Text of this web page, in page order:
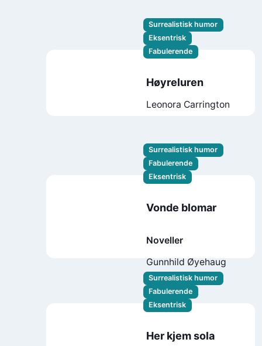
Surrealistisk humor
Eksentrisk
Fabulerende
Høyreluren
Leonora Carrington
Surrealistisk humor
Fabulerende
Eksentrisk
Vonde blomar
Noveller
Gunnhild Øyehaug
Surrealistisk humor
Fabulerende
Eksentrisk
Her kjem sola